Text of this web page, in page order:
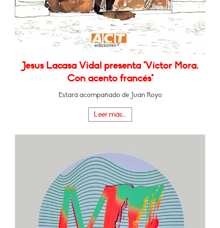
Jesus Lacasa Vidal presenta "Víctor Mora.
Con acento francés"
Estará acompañado de Juan Royo
Leer más...